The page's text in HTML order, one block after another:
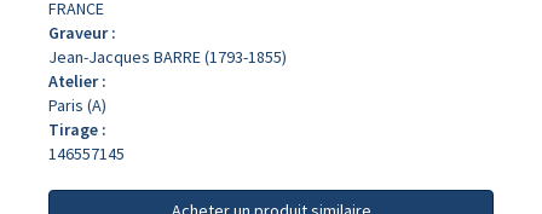
FRANCE
Graveur :
Jean-Jacques BARRE (1793-1855)
Atelier :
Paris (A)
Tirage :
146557145